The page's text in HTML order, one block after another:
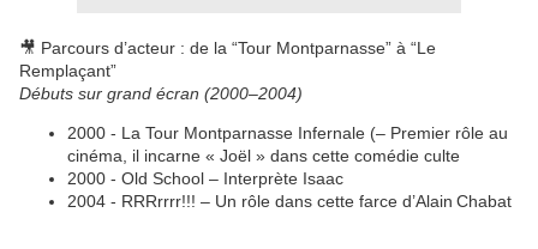
🎥 Parcours d’acteur : de la “Tour Montparnasse” à “Le
Remplaçant”
Débuts sur grand écran (2000–2004)
2000 - La Tour Montparnasse Infernale (– Premier rôle au
cinéma, il incarne « Joël » dans cette comédie culte
2000 - Old School – Interprète Isaac
2004 - RRRrrrr!!! – Un rôle dans cette farce d’Alain Chabat